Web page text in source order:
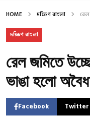
HOME দক্ষিণ বাংলা
দক্ষিণ বাংলা
রেল জমিতে
ভাঙা হলো
Facebook Twitter